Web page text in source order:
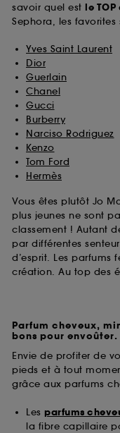
savoir quel est le
Sephora, les favorites
Yves Saint Laurent
Dior
Guerlain
Chanel
Gucci
Burberry
Narciso Rodriguez
Kenzo
Tom Ford
Hermès
Vous êtes plutôt Jo
plus jeunes ne sont
classement ! Autant
par différentes
d’esprit. Les parfums
création. Au top des
Parfum cheveux,
bons pour envoûter.
Envie de profiter de
pieds et à tout
grâce aux parfums
Les parfums
la fibre capillaire